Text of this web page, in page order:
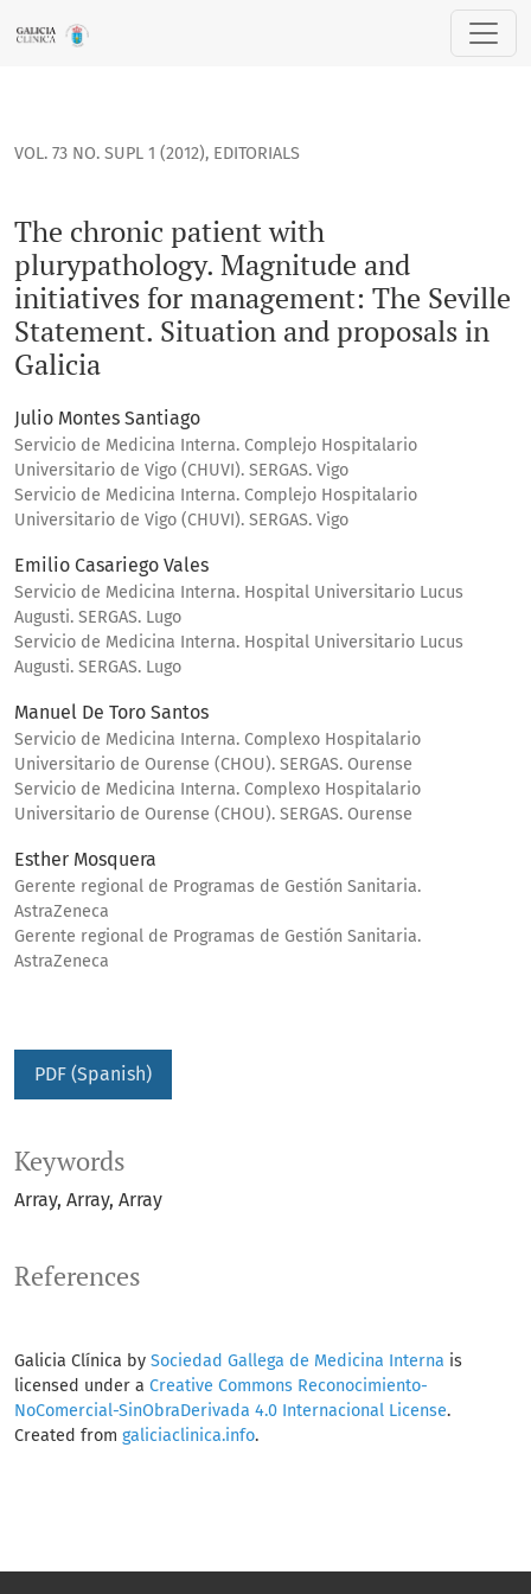
The chronic patient with plurypathology. Magnitude and
VOL. 73 NO. SUPL 1 (2012), EDITORIALS
The chronic patient with
plurypathology. Magnitude and
initiatives for management: The Seville
Statement. Situation and proposals in
Galicia
Julio Montes Santiago
Servicio de Medicina Interna. Complejo Hospitalario
Universitario de Vigo (CHUVI). SERGAS. Vigo
Servicio de Medicina Interna. Complejo Hospitalario
Universitario de Vigo (CHUVI). SERGAS. Vigo
Emilio Casariego Vales
Servicio de Medicina Interna. Hospital Universitario Lucus
Augusti. SERGAS. Lugo
Servicio de Medicina Interna. Hospital Universitario Lucus
Augusti. SERGAS. Lugo
Manuel De Toro Santos
Servicio de Medicina Interna. Complexo Hospitalario
Universitario de Ourense (CHOU). SERGAS. Ourense
Servicio de Medicina Interna. Complexo Hospitalario
Universitario de Ourense (CHOU). SERGAS. Ourense
Esther Mosquera
Gerente regional de Programas de Gestión Sanitaria.
AstraZeneca
Gerente regional de Programas de Gestión Sanitaria.
AstraZeneca
PDF (Spanish)
Keywords
Array Array Array
References
Galicia Clínica by Sociedad Gallega de Medicina Interna is
licensed under a Creative Commons Reconocimiento-
NoComercial-SinObraDerivada 4.0 Internacional License.
Created from galiciaclinica.info.